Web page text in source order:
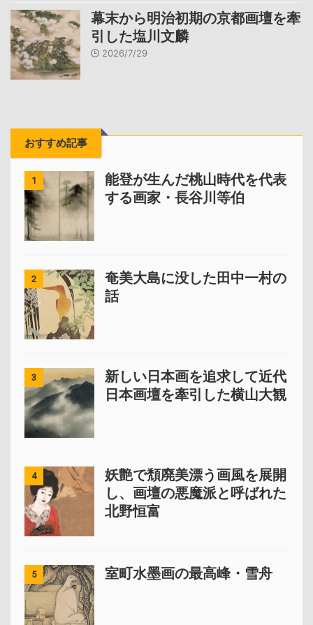
幕末から明治初期の京都画壇を牽
引した塩川文麟
2026/7/29
おすすめ記事
1
能登が生んだ桃山時代を代表
する画家・長谷川等伯
2
奄美大島に没した田中一村の
話
3
新しい日本画を追求して近代
日本画壇を牽引した横山大観
4
妖艶で頽廃美漂う画風を展開
し、画壇の悪魔派と呼ばれた
北野恒富
5 室町水墨画の最高峰・雪舟